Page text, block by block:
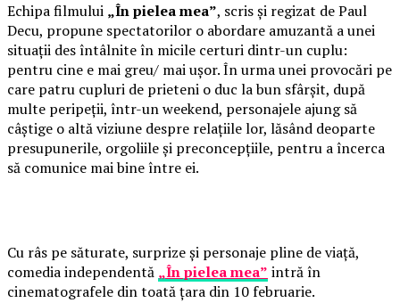
Echipa filmului „În pielea mea”, scris și regizat de Paul
Decu, propune spectatorilor o abordare amuzantă a unei
situații des întâlnite în micile certuri dintr-un cuplu:
pentru cine e mai greu/ mai ușor. În urma unei provocări pe
care patru cupluri de prieteni o duc la bun sfârșit, după
multe peripeții, într-un weekend, personajele ajung să
câștige o altă viziune despre relațiile lor, lăsând deoparte
presupunerile, orgoliile și preconcepțiile, pentru a încerca
să comunice mai bine între ei.
Cu râs pe săturate, surprize și personaje pline de viață,
comedia independentă „În pielea mea” intră în
cinematografele din toată țara din 10 februarie.